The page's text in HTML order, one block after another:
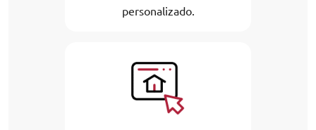
personalizado.